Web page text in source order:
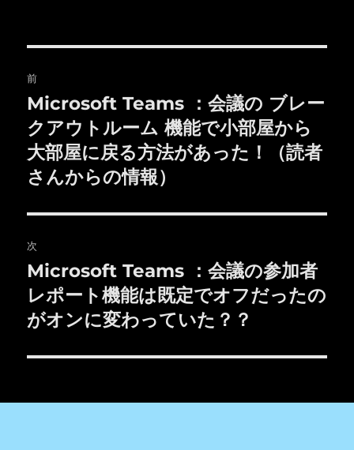
稿
ナ
ビ
シ
ョ
ン
前
前
の
投
稿:
Microsoft Teams ：会議の ブレー
クアウトルーム 機能で小部屋から
大部屋に戻る方法があった！（読者
さんからの情報）
次
次
の
投
Microsoft Teams ：会議の参加者
レポート機能は既定でオフだったの
がオンに変わっていた？？